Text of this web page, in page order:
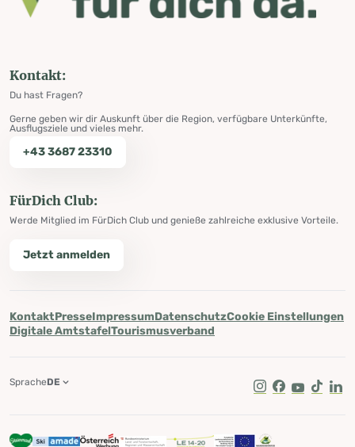
Kontakt:
Du hast Fragen?
Gerne geben wir dir Auskunft über die Region, verfügbare Unterkünfte,
Ausflugsziele und vieles mehr.
+43 3687 23310
FürDich Club:
Werde Mitglied im FürDich Club und genieße zahlreiche exklusive Vorteile.
Jetzt anmelden
KontaktPresseImpressumDatenschutzCookie Einstellungen
Digitale AmtstafelTourismusverband
Instagram
Facebook
Youtube
Tik Tok
SpracheDE